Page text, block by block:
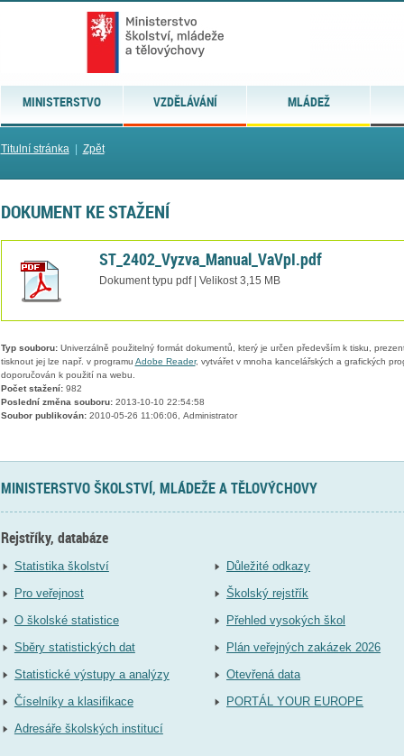
MINISTERSTVO VZDĚLÁVÁNÍ MLÁDEŽ
Titulní stránka| Zpět
DOKUMENT KE STAŽENÍ
ST_2402_Vyzva_Manual_VaVpI.pdf
Dokument typu pdf | Velikost 3,15 MB
Typ souboru:Univerzálně použitelný formát dokumentů, který je určen především k tisku,
tisknout jej lze např. v programu Adobe Reader, vytvářet v mnoha kancelářských a grafických
doporučován k použití na webu.
Počet stažení:982
Poslední změna souboru:2013-10-10 22:54:58
Soubor publikován:2010-05-26 11:06:06, Administrator
MINISTERSTVO ŠKOLSTVÍ, MLÁDEŽE A TĚLOVÝCHOVY
Rejstříky, databáze
Statistika školství
Pro veřejnost
O školské statistice
Sběry statistických dat
Statistické výstupy a analýzy
Číselníky a klasifikace
Adresáře školských institucí
Důležité odkazy
Školský rejstřík
Přehled vysokých škol
Plán veřejných zakázek 2026
Otevřená data
PORTÁL YOUR EUROPE